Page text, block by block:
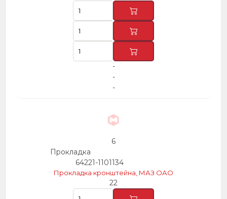
-
-
-
6
Прокладка
64221-1101134
Прокладка кронштейна, МАЗ ОАО
22